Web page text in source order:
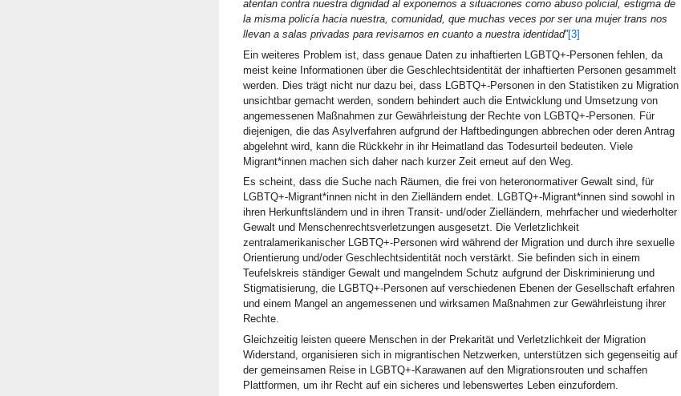
atentan contra nuestra dignidad al exponernos a situaciones como abuso policial, estigma de
la misma policía hacia nuestra, comunidad, que muchas veces por ser una mujer trans nos
llevan a salas privadas para revisarnos en cuanto a nuestra identidad”[3]
Ein weiteres Problem ist, dass genaue Daten zu inhaftierten LGBTQ+-Personen fehlen, da
meist keine Informationen über die Geschlechtsidentität der inhaftierten Personen gesammelt
werden. Dies trägt nicht nur dazu bei, dass LGBTQ+-Personen in den Statistiken zu Migration
unsichtbar gemacht werden, sondern behindert auch die Entwicklung und Umsetzung von
angemessenen Maßnahmen zur Gewährleistung der Rechte von LGBTQ+-Personen. Für
diejenigen, die das Asylverfahren aufgrund der Haftbedingungen abbrechen oder deren Antrag
abgelehnt wird, kann die Rückkehr in ihr Heimatland das Todesurteil bedeuten. Viele
Migrant*innen machen sich daher nach kurzer Zeit erneut auf den Weg.
Es scheint, dass die Suche nach Räumen, die frei von heteronormativer Gewalt sind, für
LGBTQ+-Migrant*innen nicht in den Zielländern endet. LGBTQ+-Migrant*innen sind sowohl in
ihren Herkunftsländern und in ihren Transit- und/oder Zielländern, mehrfacher und wiederholter
Gewalt und Menschenrechtsverletzungen ausgesetzt. Die Verletzlichkeit
zentralamerikanischer LGBTQ+-Personen wird während der Migration und durch ihre sexuelle
Orientierung und/oder Geschlechtsidentität noch verstärkt. Sie befinden sich in einem
Teufelskreis ständiger Gewalt und mangelndem Schutz aufgrund der Diskriminierung und
Stigmatisierung, die LGBTQ+-Personen auf verschiedenen Ebenen der Gesellschaft erfahren
und einem Mangel an angemessenen und wirksamen Maßnahmen zur Gewährleistung ihrer
Rechte.
Gleichzeitig leisten queere Menschen in der Prekarität und Verletzlichkeit der Migration
Widerstand, organisieren sich in migrantischen Netzwerken, unterstützen sich gegenseitig auf
der gemeinsamen Reise in LGBTQ+-Karawanen auf den Migrationsrouten und schaffen
Plattformen, um ihr Recht auf ein sicheres und lebenswertes Leben einzufordern.